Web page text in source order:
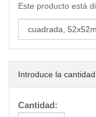
Este producto está
Introduce la
Cantidad: